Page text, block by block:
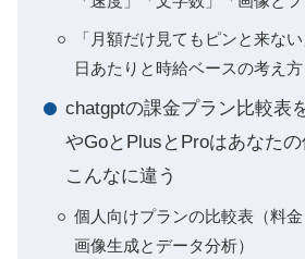
「月額だけ見てもピンと来な
日あたりと時給ベースの考え方
chatgptの課金プラン比較表
やGoとPlusとProはあなた
こんなに違う
個人向けプランの比較表（料
画像生成とデータ分析）